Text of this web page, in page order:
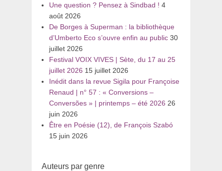
Une question ? Pensez à Sindbad ! 4
août 2026
De Borges à Superman : la bibliothèque
d’Umberto Eco s’ouvre enfin au public 30
juillet 2026
Festival VOIX VIVES | Sète, du 17 au 25
juillet 2026 15 juillet 2026
Inédit dans la revue Sigila pour Françoise
Renaud | n° 57 : « Conversions –
Conversões » | printemps – été 2026 26
juin 2026
Être en Poésie (12), de François Szabó
15 juin 2026
Auteurs par genre